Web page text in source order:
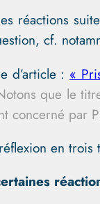
réactions
cf.
d’article : «
que le
concerné par
en trois